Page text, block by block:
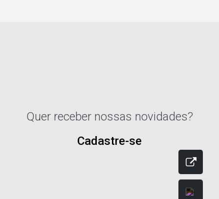
Quer receber nossas novidades?
Cadastre-se